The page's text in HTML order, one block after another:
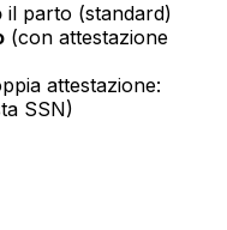
il parto (standard)
(con attestazione
attestazione:
SSN)